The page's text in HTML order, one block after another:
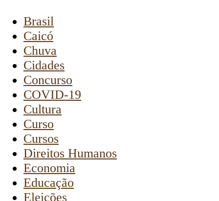
Brasil
Caicó
Chuva
Cidades
Concurso
COVID-19
Cultura
Curso
Cursos
Direitos Humanos
Economia
Educação
Eleições